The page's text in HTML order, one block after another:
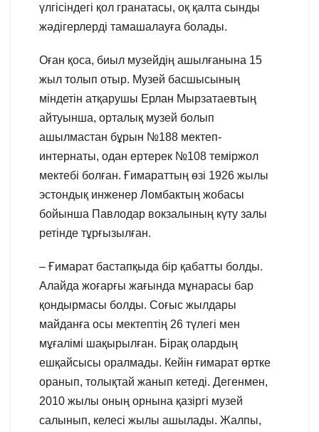
үлгісіндегі қол гранатасы, оқ қалта сынды
жәдігерлерді тамашалауға болады.
Оған қоса, биыл музейдің ашылғанына 15
жыл толып отыр. Музей басшысының
міндетін атқарушы Ерлан Мырзатаевтың
айтуынша, орталық музей болып
ашылмастан бұрын №188 мектеп-
интернаты, одан ертерек №108 теміржол
мектебі болған. Ғимараттың өзі 1926 жылы
эстондық инженер Ломбактың жобасы
бойынша Павлодар вокзалының күту залы
ретінде тұрғызылған.
– Ғимарат бастапқыда бір қабатты болды.
Алайда жоғарғы жағында мұнарасы бар
қондырмасы болды. Соғыс жылдары
майданға осы мектептің 26 түлегі мен
мұғалімі шақырылған. Бірақ олардың
ешқайсысы оралмады. Кейін ғимарат өртке
оранып, толықтай жанып кетеді. Дегенмен,
2010 жылы оның орнына қазіргі музей
салынып, келесі жылы ашылады. Жалпы,